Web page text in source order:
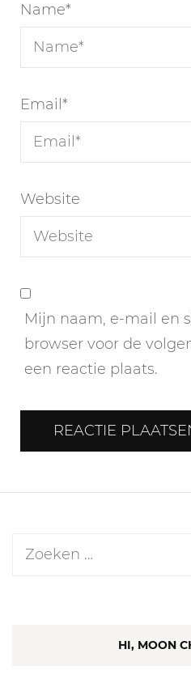
Name*
Email *
Website
Mijn naam, e-mail en
browser voor de
een reactie plaats.
Zoeken
HI, MOON